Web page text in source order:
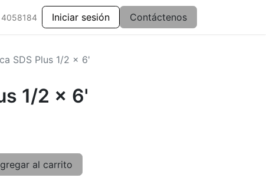
Iniciar sesión Contáctenos
SDS Plus 1/2 x 6'
1/2 x 6'
al carrito